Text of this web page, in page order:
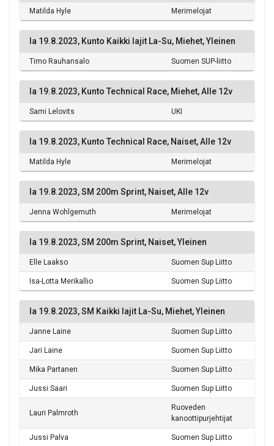
Matilda Hyle Merimelojat
la 19.8.2023, Kunto Kaikki lajit La-Su, Miehet, Yleinen
Timo Rauhansalo Suomen SUP-liitto
la 19.8.2023, Kunto Technical Race, Miehet, Alle 12v
Sami Lelovits UKI
la 19.8.2023, Kunto Technical Race, Naiset, Alle 12v
Matilda Hyle Merimelojat
la 19.8.2023, SM 200m Sprint, Naiset, Alle 12v
Jenna Wohlgemuth Merimelojat
la 19.8.2023, SM 200m Sprint, Naiset, Yleinen
Elle Laakso Suomen Sup Liitto
Isa-Lotta Merikallio Suomen Sup Liitto
la 19.8.2023, SM Kaikki lajit La-Su, Miehet, Yleinen
Janne Laine Suomen Sup Liitto
Jari Laine Suomen Sup Liitto
Mika Partanen Suomen Sup Liitto
Jussi Saari Suomen Sup Liitto
Lauri Palmroth
Ruoveden
kanoottipurjehtijat
Jussi Palva Suomen Sup Liitto